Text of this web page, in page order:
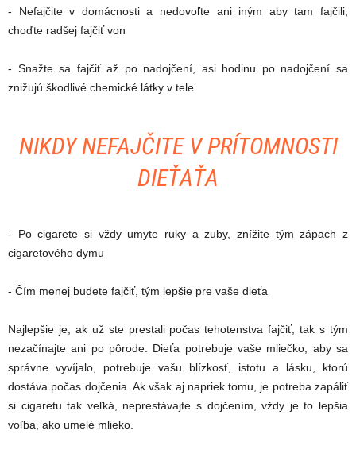
- Nefajčite v domácnosti a nedovoľte ani iným aby tam fajčili,
choďte radšej fajčiť von
- Snažte sa fajčiť až po nadojčení, asi hodinu po nadojčení sa
znižujú škodlivé chemické látky v tele
NIKDY NEFAJČITE V PRÍTOMNOSTI
DIEŤAŤA
- Po cigarete si vždy umyte ruky a zuby, znížite tým zápach z
cigaretového dymu
- Čím menej budete fajčiť, tým lepšie pre vaše dieťa
Najlepšie je, ak už ste prestali počas tehotenstva fajčiť, tak s tým
nezačínajte ani po pôrode. Dieťa potrebuje vaše mliečko, aby sa
správne vyvíjalo, potrebuje vašu blízkosť, istotu a lásku, ktorú
dostáva počas dojčenia. Ak však aj napriek tomu, je potreba zapáliť
si cigaretu tak veľká, neprestávajte s dojčením, vždy je to lepšia
voľba, ako umelé mlieko.